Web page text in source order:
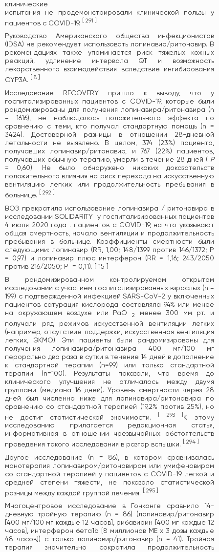
клинические
испытания не продемонстрировали клинической пользы у
пациентов с COVID-19.
291
Руководство Американского общества инфекционистов
(IDSA) не рекомендует использовать лопинавир/ритонавир. В
рекомендациях также упоминается риск тяжелых кожных
реакций, удлинение интервала QT и возможность
лекарственного взаимодействия вследствие ингибирования
CYP3A.
8
Исследование RECOVERY пришло к выводу, что у
госпитализированных пациентов с COVID-19, которые были
рандомизированы для получения лопинавира/ритонавира (n
= 1616), не наблюдалось положительного эффекта по
сравнению с теми, кто получал стандартную помощь (n =
3424). Достоверной разницы в отношении 28-дневной
летальности не выявлено. В целом, 374 (23%) пациента,
получавших лопинавир/ритонавир, и 767 (22%) пациентов,
получавших обычную терапию, умерли в течение 28 дней ( P
= 0,60). Не было обнаружено никаких доказательств
положительного влияния на риск перехода на искусственную
вентиляцию легких или продолжительность пребывания в
больнице.
292
ВОЗ прекратила использование лопинавира / ритонавира в
исследовании SOLIDARITY у госпитализированных пациентов
4 июля 2020 года . пациентов с COVID-19, на что указывают
общая смертность, начало вентиляции и продолжительность
пребывания в больнице. Коэффициенты смертности были
следующими: лопинавир (RR, 1,00; 148/1399 против 146/1372; P
= 0,97) и лопинавир плюс интерферон (RR = 1,16; 243/2050
против 216/2050; P = 0,11). [ 15 ]
В рандомизированном контролируемом открытом
исследовании с участием госпитализированных взрослых (n =
199) с подтвержденной инфекцией SARS-CoV-2 у включенных
пациентов сатурация кислорода составляла 94% или менее
на окружающем воздухе или PaO 2
менее 300 мм рт. и
получали ряд режимов искусственной вентиляции легких
(например, отсутствие поддержки, искусственная вентиляция
легких, ЭКМО). Эти пациенты были рандомизированы для
получения лопинавира/ритонавира 400 мг/100 мг
перорально два раза в сутки в течение 14 дней в дополнение
к стандартной терапии (n=99) или только стандартной
терапии (n=100). Результаты показали, что время до
клинического улучшения не отличалось между двумя
группами (медиана 16 дней). Уровень смертности через 28
дней был численно ниже для лопинавира/ритонавира по
сравнению со стандартной терапией (19,2% против 25%), но
не достиг статистической значимости.
293]
К этому
исследованию прилагается редакционная статья,
информативная в отношении чрезвычайных обстоятельств
проведения такого исследования в разгар вспышки.
294
Другое исследование (n = 86), в котором сравнивалась
монотерапия лопинавиром/ритонавиром или умифеновиром
со стандартной терапией у пациентов с COVID-19 легкой и
средней степени тяжести, не показало статистической
разницы между каждой группой лечения.
295
Многоцентровое исследование в Гонконге сравнило 14-
дневную тройную терапию (n = 86) (лопинавир/ритонавир
[400 мг/100 мг каждые 12 часов], рибавирин [400 мг каждые 12
часов], интерферон бета1b [8 миллионов МЕ x 3 дозы каждые
48 часов]) с только лопинавир/ритонавир (n = 41). Тройная
терапия значительно сократила продолжительность